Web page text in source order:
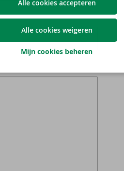
Alle cookies accepteren
Alle cookies weigeren
Mijn cookies beheren